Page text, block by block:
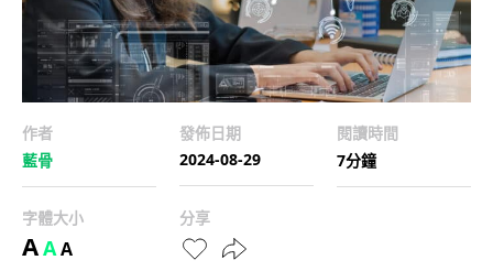
作者
藍骨
發佈日期
2024-08-29
閱讀時間
7分鐘
字體大小
AAA
分享